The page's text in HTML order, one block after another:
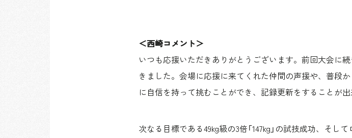
＜西崎コメント＞
いつも応援いただきありがとうございます。前回大会に
きました。会場に応援に来てくれた仲間の声援や、普段
に自信を持って挑むことができ、記録更新をすることが出
次なる目標である49kg級の3倍「147kg」の試技成功、そ